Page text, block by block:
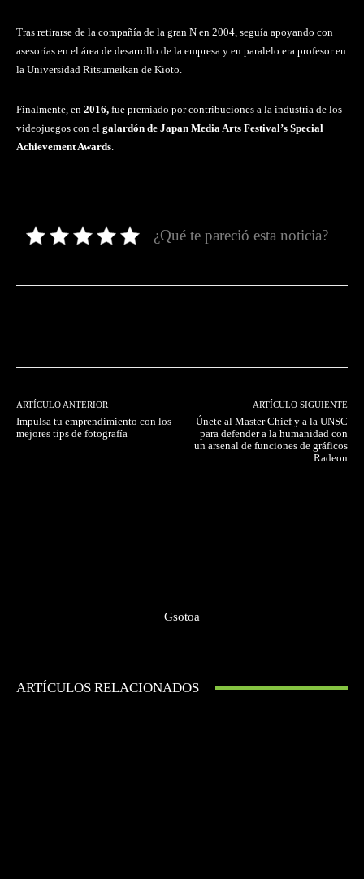
Tras retirarse de la compañía de la gran N en 2004, seguía apoyando con
asesorías en el área de desarrollo de la empresa y en paralelo era profesor en
la Universidad Ritsumeikan de Kioto.
Finalmente, en 2016, fue premiado por contribuciones a la industria de los
videojuegos con el galardón de Japan Media Arts Festival’s Special
Achievement Awards.
¿Qué te pareció esta noticia?
ARTÍCULO ANTERIOR
Impulsa tu emprendimiento con los
mejores tips de fotografía
ARTÍCULO SIGUIENTE
Únete al Master Chief y a la UNSC
para defender a la humanidad con
un arsenal de funciones de gráficos
Radeon
Gsotoa
ARTÍCULOS RELACIONADOS